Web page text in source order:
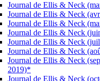
Journal de Ellis & Neck
Journal de Ellis & Neck
Journal de Ellis & Neck
Journal de Ellis & Neck
Journal de Ellis & Neck
Journal de Ellis & Neck
Journal de Ellis & Neck
2019)*
Journal de Ellis & Neck